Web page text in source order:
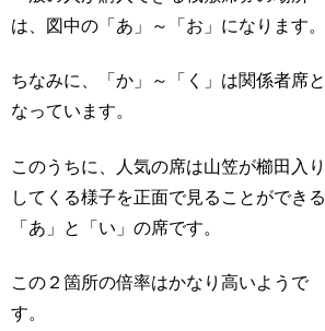
は、図中の「あ」～「お」になります。
ちなみに、「か」～「く」は関係者席と
なっています。
このうちに、人気の席は山笠が櫛田入り
してくる様子を正面で見ることができる
「あ」と「い」の席です。
この２箇所の倍率はかなり高いようで
す。